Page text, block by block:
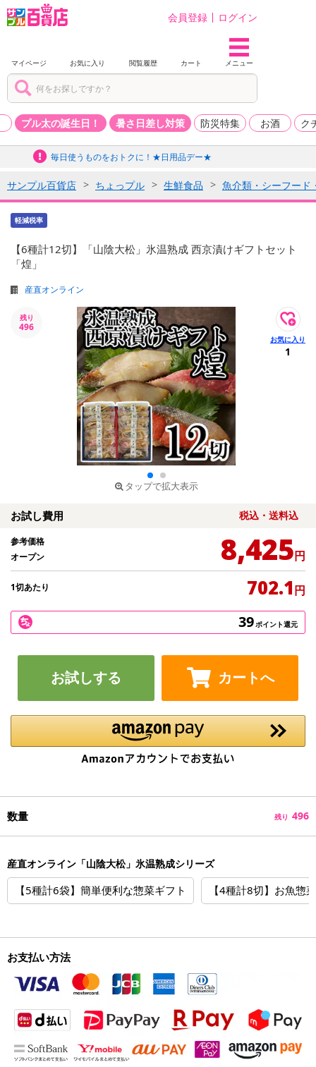
会員登録 ログイン
マイページ お気に入り 閲覧履歴 カート メニュー
プル太の誕生日！ 暑さ日差し対策 防災特集 お酒 ク
毎日使うものをおトクに！★日用品デー★
サンプル百貨店 ちょっプル 生鮮食品 魚介類・シーフード
軽減税率
【6種計12切】「山陰大松」氷温熟成 西京漬けギフトセット
「煌」
産直オンライン
残り
496
タップで拡大表示
1
お試し費用 税込・送料込
参考価格
オープン
8,425円
1切あたり 702.1円
39ポイント還元
お試しする カートへ
数量 残り 496
産直オンライン「山陰大松」氷温熟成シリーズ
【5種計6袋】簡単便利な惣菜ギフト 【4種計8切】お魚惣
お支払い方法